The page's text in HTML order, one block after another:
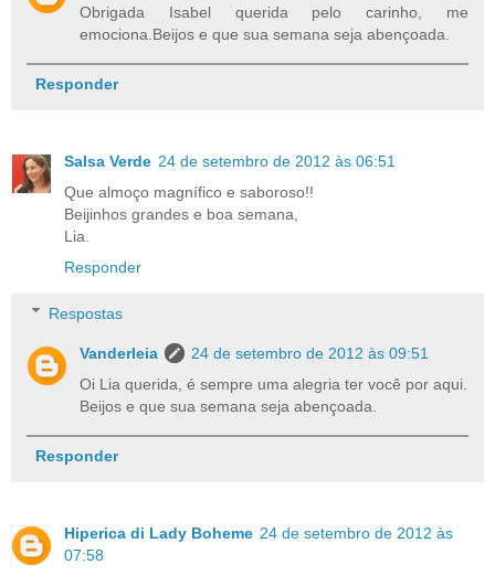
Obrigada Isabel querida pelo carinho, me
emociona.Beijos e que sua semana seja abençoada.
Responder
Salsa Verde 24 de setembro de 2012 às 06:51
Que almoço magnífico e saboroso!!
Beijinhos grandes e boa semana,
Lia.
Responder
Respostas
Vanderleia
24 de setembro de 2012 às 09:51
Oi Lia querida, é sempre uma alegria ter você por aqui.
Beijos e que sua semana seja abençoada.
Responder
Hiperica di Lady Boheme 24 de setembro de 2012 às
07:58